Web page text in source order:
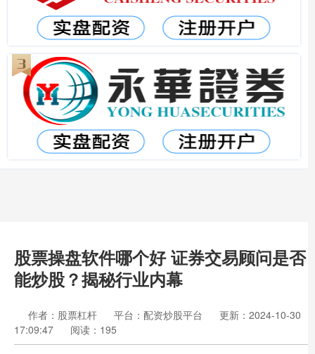
股票操盘软件哪个好 证券交易顾问是否
能炒股？揭秘行业内幕
作者：股票杠杆 平台：配资炒股平台
更新：2024-10-30
17:09:47
阅读：195